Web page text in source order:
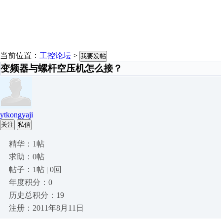
当前位置： 工控论坛 > 我要发帖
变频器与螺杆空压机怎么接？
ytkongyaji
关注 私信
精华：1帖
求助：0帖
帖子：1帖 | 0回
年度积分：0
历史总积分：19
注册：2011年8月11日